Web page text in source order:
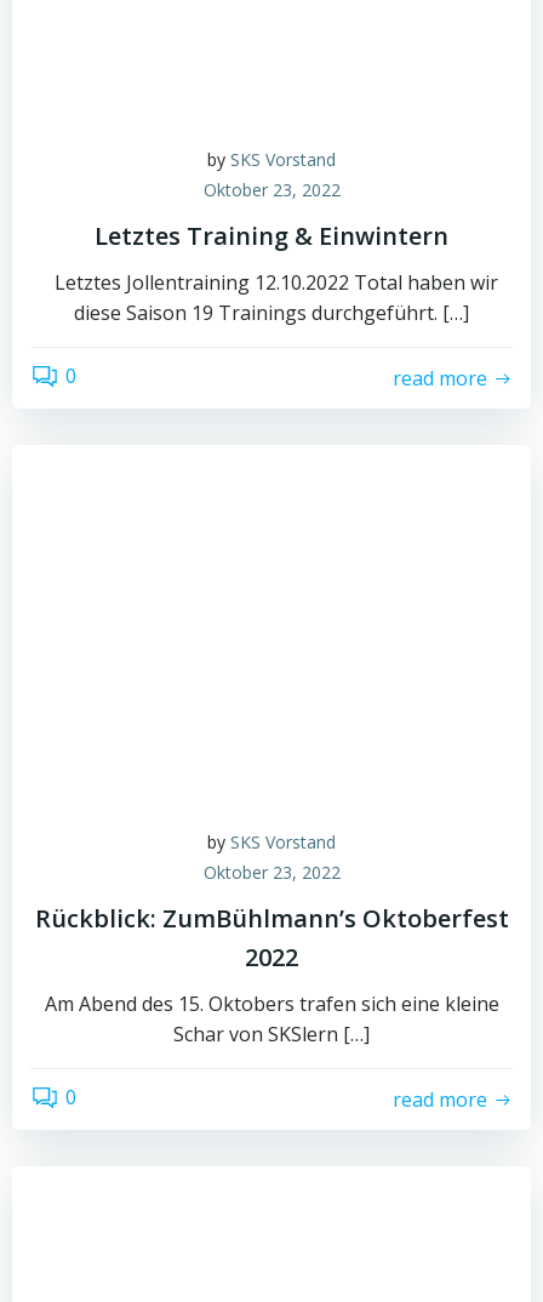
by SKS Vorstand
Oktober 23, 2022
Letztes Training & Einwintern
Letztes Jollentraining 12.10.2022 Total haben wir
diese Saison 19 Trainings durchgeführt. […]
0 read more
by SKS Vorstand
Oktober 23, 2022
Rückblick: ZumBühlmann’s Oktoberfest
2022
Am Abend des 15. Oktobers trafen sich eine kleine
Schar von SKSlern […]
0 read more